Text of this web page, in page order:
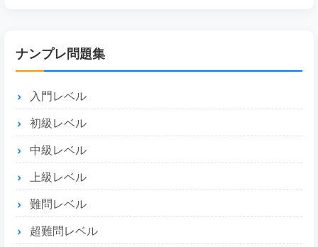
ナンプレ問題集
入門レベル
初級レベル
中級レベル
上級レベル
難問レベル
超難問レベル